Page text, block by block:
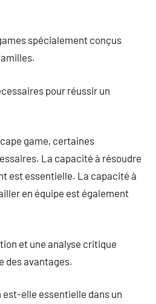
spécialement conçus
pour réussir un
game, certaines
La capacité à résoudre
est essentielle. La capacité à
en équipe est également
et une analyse critique
des avantages.
est-elle essentielle dans un